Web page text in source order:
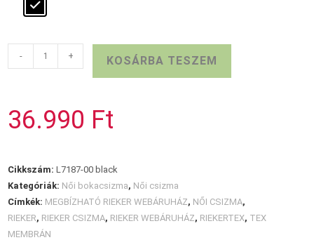
TEX
mennyiség
- + KOSÁRBA TESZEM
36.990 Ft
Cikkszám:L7187-00 black
Kategóriák: Női bokacsizma, Női csizma
Címkék: MEGBÍZHATÓ RIEKER WEBÁRUHÁZ, NŐI CSIZMA,
RIEKER, RIEKER CSIZMA, RIEKER WEBÁRUHÁZ, RIEKERTEX, TEX
MEMBRÁN